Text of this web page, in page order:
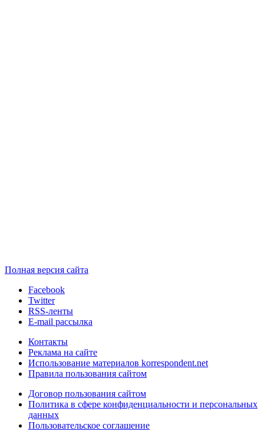
Полная версия сайта
Facebook
Twitter
RSS-ленты
E-mail рассылка
Контакты
Реклама на сайте
Использование материалов korrespondent.net
Правила пользования сайтом
Договор пользования сайтом
Политика в сфере конфиденциальности и персональных
данных
Пользовательское соглашение